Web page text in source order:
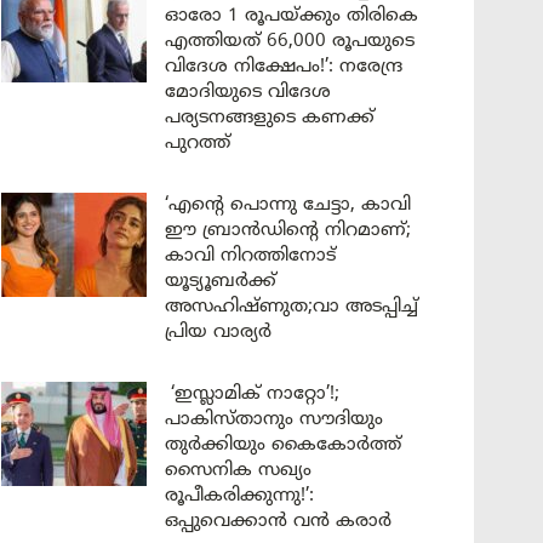
ഓരോ 1 രൂപയ്ക്കും തിരികെ
എത്തിയത് 66,000 രൂപയുടെ
വിദേശ നിക്ഷേപം!’: നരേന്ദ്ര
മോദിയുടെ വിദേശ
പര്യടനങ്ങളുടെ കണക്ക്
പുറത്ത്
‘എന്റെ പൊന്നു ചേട്ടാ, കാവി
ഈ ബ്രാൻഡിന്റെ നിറമാണ്;
കാവി നിറത്തിനോട്
യൂട്യൂബർക്ക്
അസഹിഷ്ണുത;വാ അടപ്പിച്ച്
പ്രിയ വാര്യർ
‘ഇസ്ലാമിക് നാറ്റോ’!;
പാകിസ്താനും സൗദിയും
തുർക്കിയും കൈകോർത്ത്
സൈനിക സഖ്യം
രൂപീകരിക്കുന്നു!’:
ഒപ്പുവെക്കാൻ വൻ കരാർ